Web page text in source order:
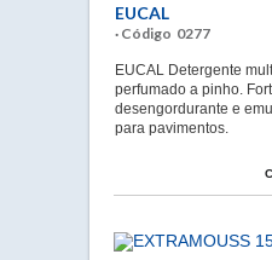
EUCAL
· Código 0277
EUCAL Detergente
perfumado a pinho.
desengordurante e
para pavimentos.